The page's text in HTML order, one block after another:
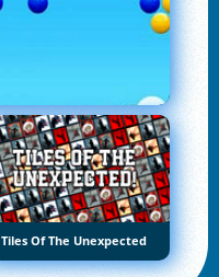
Tiles Of The Unexpected